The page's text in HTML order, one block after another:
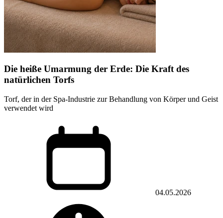
Die heiße Umarmung der Erde: Die Kraft des
natürlichen Torfs
Torf, der in der Spa-Industrie zur Behandlung von Körper und Geist
verwendet wird
04.05.2026